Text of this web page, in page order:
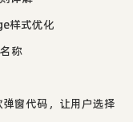
样式优化
称
窗代码，让用户选择